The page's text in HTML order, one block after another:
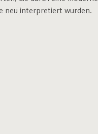
neu interpretiert wurden.